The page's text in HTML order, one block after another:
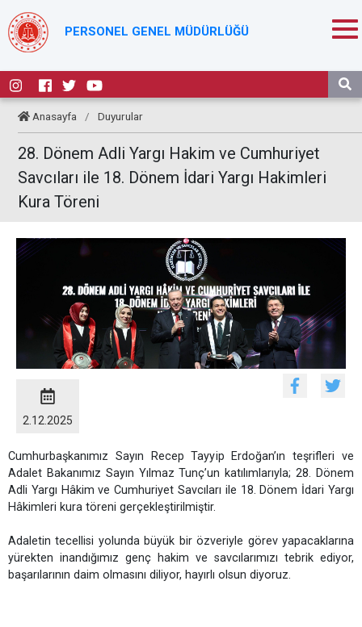
PERSONEL GENEL MÜDÜRLÜĞÜ
Anasayfa / Duyurular
28. Dönem Adli Yargı Hakim ve Cumhuriyet
Savcıları ile 18. Dönem İdari Yargı Hakimleri
Kura Töreni
2.12.2025
Cumhurbaşkanımız Sayın Recep Tayyip Erdoğan’ın teşrifleri ve
Adalet Bakanımız Sayın Yılmaz Tunç’un katılımlarıyla; 28. Dönem
Adli Yargı Hâkim ve Cumhuriyet Savcıları ile 18. Dönem İdari Yargı
Hâkimleri kura töreni gerçekleştirilmiştir.
Adaletin tecellisi yolunda büyük bir özveriyle görev yapacaklarına
yürekten inandığımız genç hakim ve savcılarımızı tebrik ediyor,
başarılarının daim olmasını diliyor, hayırlı olsun diyoruz.